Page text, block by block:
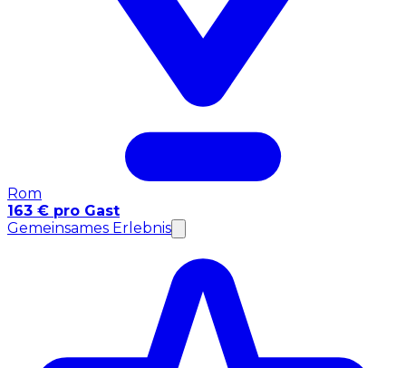
Rom
163 € pro Gast
Gemeinsames Erlebnis